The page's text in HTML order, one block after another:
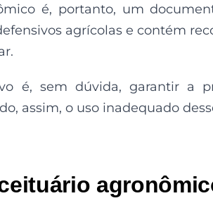
é, portanto, um
agrícolas e contém
é, sem dúvida, garantir a
assim, o uso inadequado